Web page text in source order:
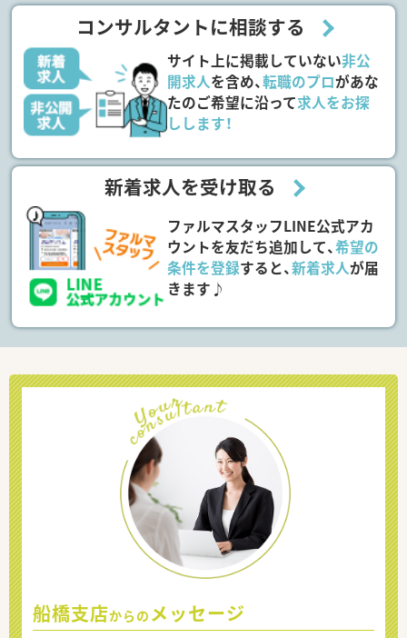
コンサルタントに相談する
サイト上に掲載していない非公
開求人を含め、転職のプロがあな
たのご希望に沿って求人をお探
しします！
新着求人を受け取る
ファルマスタッフLINE公式アカ
ウントを友だち追加して、希望の
条件を登録すると、新着求人が届
きます♪
船橋支店からの メッセージ